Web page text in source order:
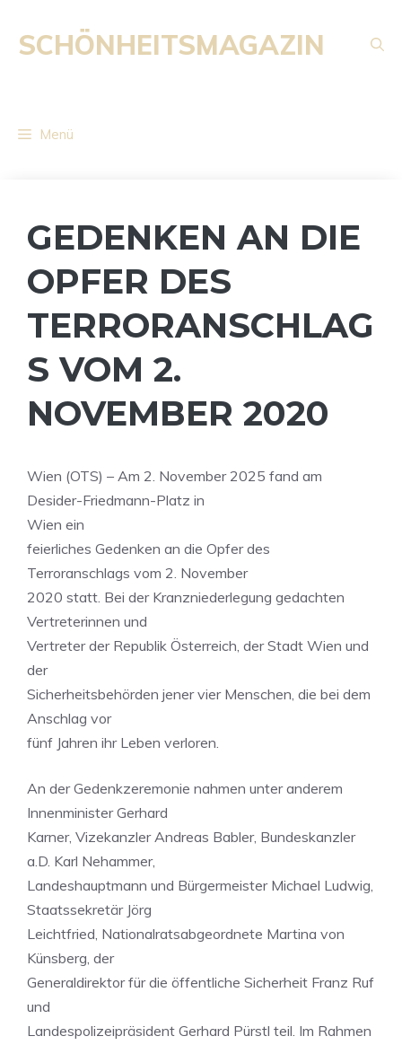
Inhalt
springen
SCHÖNHEITSMAGAZIN
Menü
GEDENKEN AN DIE
OPFER DES
TERRORANSCHLAG
S VOM 2.
NOVEMBER 2020
Wien (OTS) – Am 2. November 2025 fand am
Desider-Friedmann-Platz in
Wien ein
feierliches Gedenken an die Opfer des
Terroranschlags vom 2. November
2020 statt. Bei der Kranzniederlegung gedachten
Vertreterinnen und
Vertreter der Republik Österreich, der Stadt Wien und
der
Sicherheitsbehörden jener vier Menschen, die bei dem
Anschlag vor
fünf Jahren ihr Leben verloren.
An der Gedenkzeremonie nahmen unter anderem
Innenminister Gerhard
Karner, Vizekanzler Andreas Babler, Bundeskanzler
a.D. Karl Nehammer,
Landeshauptmann und Bürgermeister Michael Ludwig,
Staatssekretär Jörg
Leichtfried, Nationalratsabgeordnete Martina von
Künsberg, der
Generaldirektor für die öffentliche Sicherheit Franz Ruf
und
Landespolizeipräsident Gerhard Pürstl teil. Im Rahmen